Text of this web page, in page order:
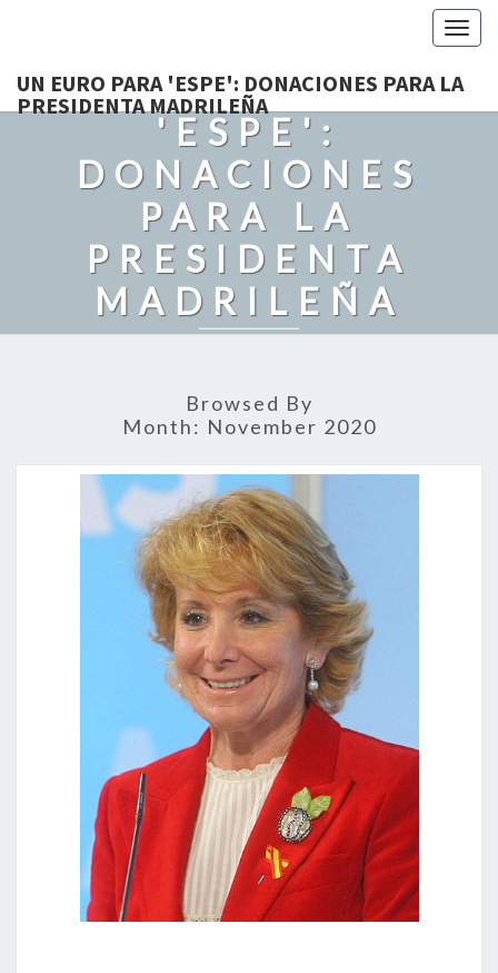
UN EURO PARA 'ESPE': DONACIONES PARA LA
PRESIDENTA MADRILEÑA
UN EURO PARA
'ESPE':
DONACIONES
PARA LA
PRESIDENTA
MADRILEÑA
Browsed By
Month: November 2020